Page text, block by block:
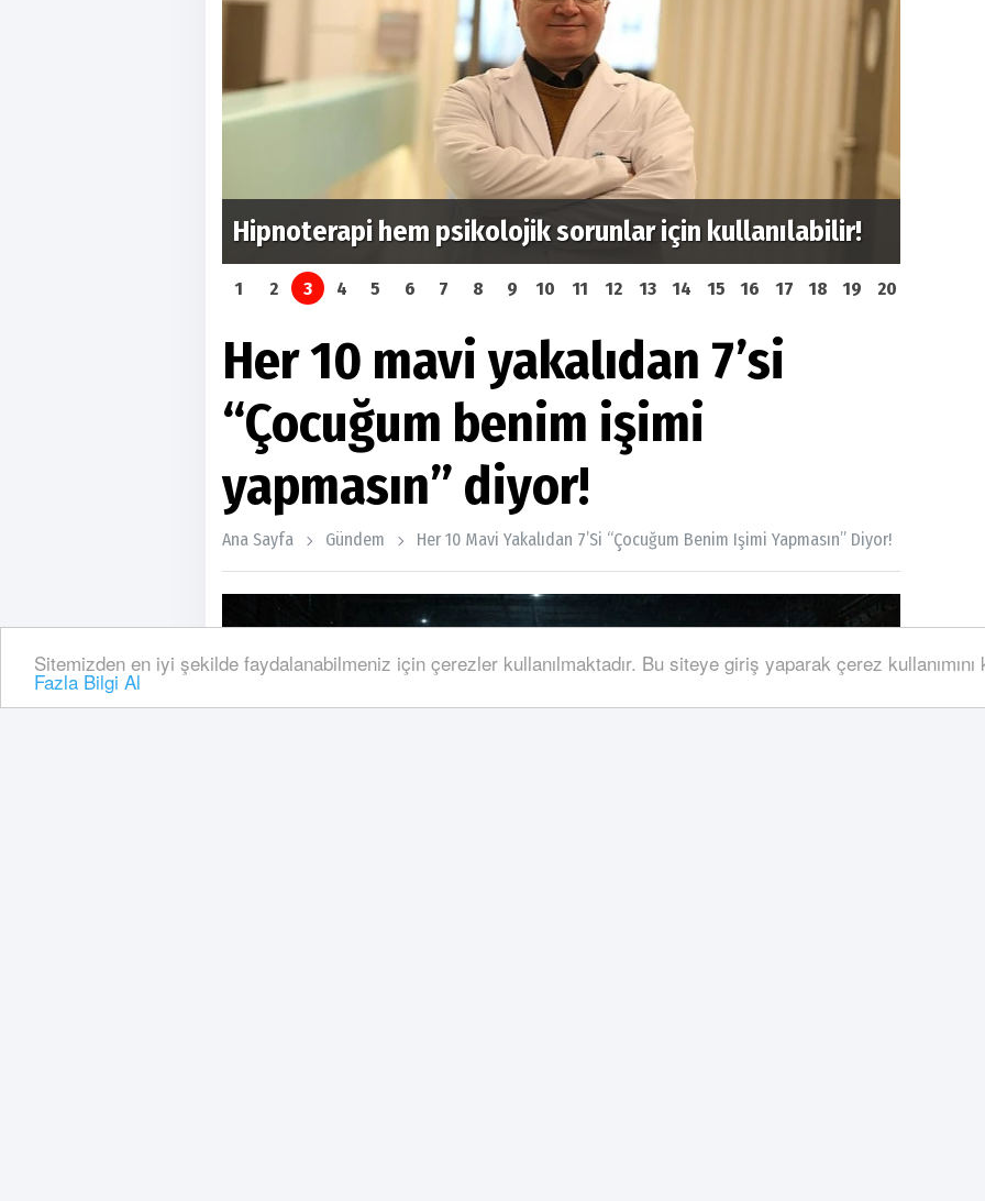
Sitemizden en iyi şekilde faydalanabilmeniz için çerezler kullanılmaktadır. Bu siteye giriş yaparak çerez kullanımını
Fazla Bilgi Al
Hipnoterapi hem psikolojik sorunlar için kullanılabilir!
1 2 3 4 5 6 7 8 9 10 11 12 13 14 15 16 17 18 19 20
Her 10 mavi yakalıdan 7’si
“Çocuğum benim işimi
yapmasın” diyor!
Ana Sayfa Gündem Her 10 Mavi Yakalıdan 7’si “Çocuğum Benim Işimi Yapmasın” Diyor!